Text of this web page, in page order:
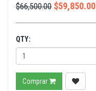
$66,500.00 $59,850.00
QTY:
Comprar